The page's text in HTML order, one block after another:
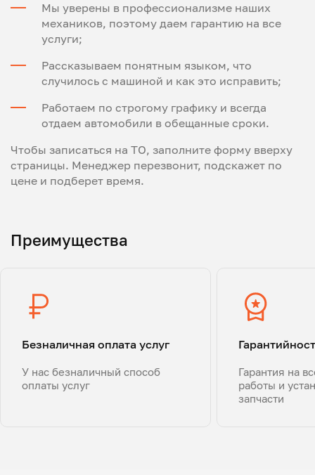
Мы уверены в профессионализме наших
механиков, поэтому даем гарантию на все
услуги;
Рассказываем понятным языком, что
случилось с машиной и как это исправить;
Работаем по строгому графику и всегда
отдаем автомобили в обещанные сроки.
Чтобы записаться на ТО, заполните форму вверху
страницы. Менеджер перезвонит, подскажет по
цене и подберет время.
Преимущества
Безналичная оплата услуг
У нас безналичный способ
оплаты услуг
Гарантия на
работы и
запчасти